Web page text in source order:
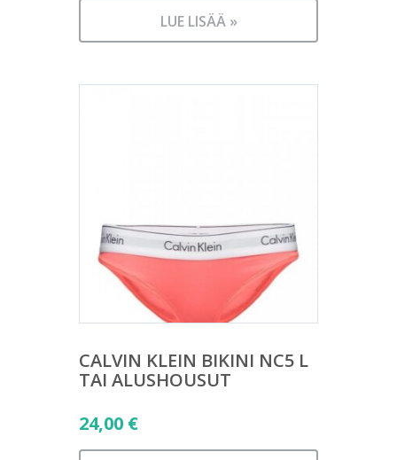
LUE LISÄÄ »
CALVIN KLEIN BIKINI NC5 L
TAI ALUSHOUSUT
24,00 €